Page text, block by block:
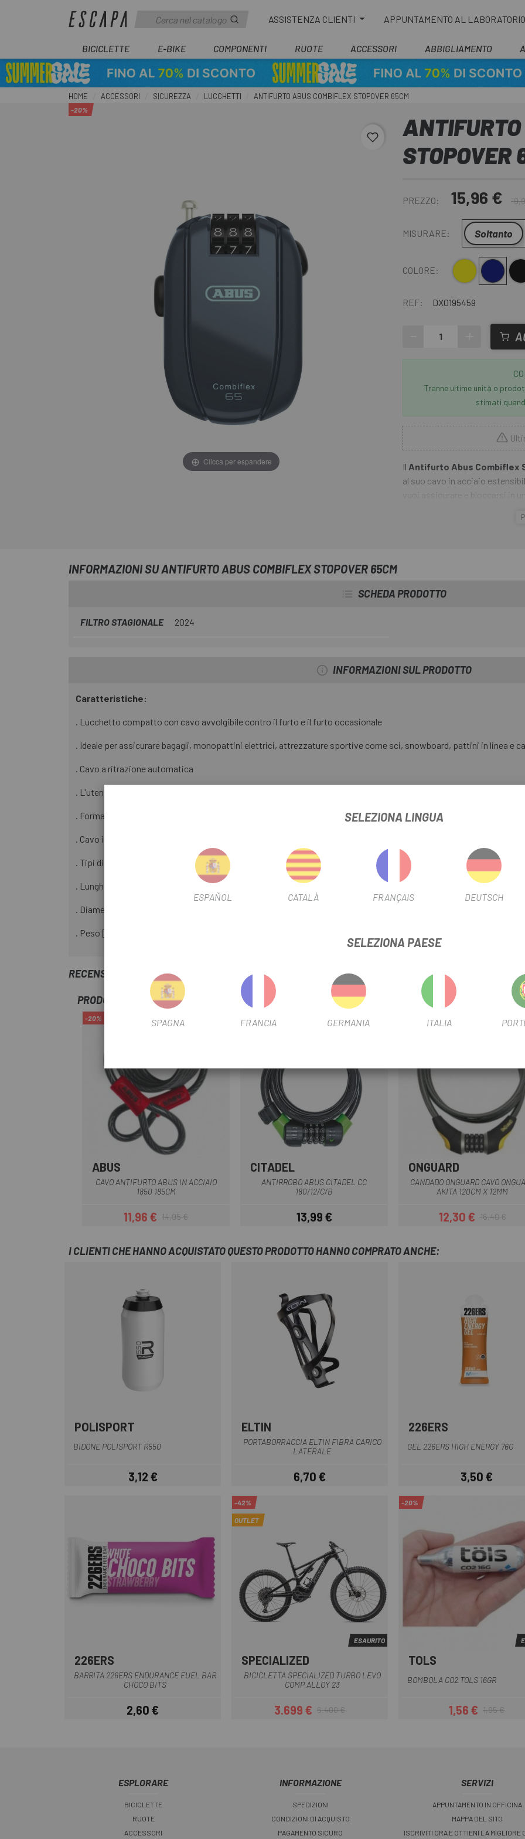
ASSISTENZA CLIENTI APPUNTAMENTO AL LABORATORIO
BICICLETTE E-BIKE COMPONENTI RUOTE ACCESSORI ABBIGLIAMENTO
HOME ACCESSORI SICUREZZA LUCCHETTI ANTIFURTO ABUS COMBIFLEX STOPOVER 65CM
favorite_border
-20%
Clicca per espandere
STOPOVER
PREZZO: 15,96 €
MISURARE: Soltanto
COLORE: GialloBlu scuroNero
REF: DX0195459
Tranne ultime unità o
stimati
Il Antifurto Abus Combiflex
al suo cavo in acciaio
vuoi assicurare e bloccarsi in
offre una sicurezza comoda e
INFORMAZIONI SU ANTIFURTO ABUS COMBIFLEX STOPOVER 65CM
SCHEDA PRODOTTO
FILTRO STAGIONALE 2024
INFORMAZIONI SUL PRODOTTO
Caratteristiche:
. Lucchetto compatto con cavo avvolgibile contro il furto e il furto occasionale
. Ideale per assicurare bagagli, monopattini elettrici, attrezzature sportive come sci, snowboard, pattini in linea e
. Cavo a ritrazione automatica
. L'utente può personalizzare e cambiare il codice numerico
. Formato compatto e attraente che si adatta comodamente in qualsiasi tasca
. Cavo in acciaio estensibile
. Tipi di chiusura: combinazione numerica
. Lunghezza [cm] 65
. Diametro [mm] 1,2
. Peso [g] 46
RECENSIONI TRUSTED SHOPS
PRODOTTI SIMILI
-20%
ABUS
CAVO ANTIFURTO ABUS IN ACCIAIO
1850 185CM
Prezzo
11,96 €Prezzo base
14,95 €
CITADEL
ANTIRROBO ABUS CITADEL CC
180/12/C/B
Prezzo
13,99 €
ONGUARD
CANDADO ONGUARD CAVO
AKITA 120CM X 12MM
Prezzo
12,30 €Prezzo base
16,40 €
I CLIENTI CHE HANNO ACQUISTATO QUESTO PRODOTTO HANNO COMPRATO ANCHE:
POLISPORT
BIDONE POLISPORT R550
Prezzo
3,12 €
ELTIN
PORTABORRACCIA ELTIN FIBRA CARICO
LATERALE
Prezzo
6,70 €
226ERS
GEL 226ERS HIGH ENERGY 76G
Prezzo
3,50 €
226ERS
BARRITA 226ERS ENDURANCE FUEL BAR
CHOCO BITS
Prezzo
2,60 €
Nero-Grigio
-42%
OUTLET
ESAURITO
SPECIALIZED
BICICLETTA SPECIALIZED TURBO LEVO
COMP ALLOY 23
Prezzo
3.699 €Prezzo base
6.400 €
-20%
TOLS
BOMBOLA CO2 TOLS 16GR
Prezzo
1,56 €Prezzo base
1,95 €
ESPLORARE
BICICLETTE
RUOTE
ACCESSORI
INFORMAZIONE
SPEDIZIONI
CONDIZIONI DI ACQUISTO
PAGAMENTO SICURO
SERVIZI
APPUNTAMENTO IN OFFICINA
MAPPA DEL SITO
ISCRIVITI ORA E OTTIENI LA MIGLIORE
SELEZIONA LINGUA
ESPAÑOL CATALÀ FRANÇAIS DEUTSCH
SELEZIONA PAESE
SPAGNA FRANCIA GERMANIA ITALIA